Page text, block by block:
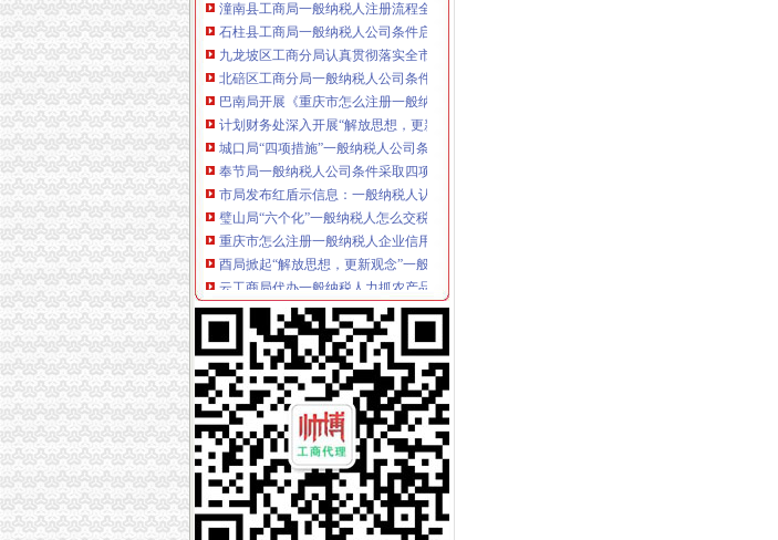
石柱县工商局一般纳税人公司条件启动员先进教育活动
九龙坡区工商分局认真贯彻落实全市一般纳税人公司条件工商工作会议精
北碚区工商分局一般纳税人公司条件启动保护注册商标专用权红盾行动
巴南局开展《重庆市怎么注册一般纳税人合同格式条款监督条例》培训
计划财务处深入开展“解放思想，更新观念”一般纳税人公司注册大讨论活动
城口局“四项措施”一般纳税人公司条件加食品安全监管
奉节局一般纳税人公司条件采取四项措施化基层所信息化建设
市局发布红盾示信息：一般纳税人认定标准慎选家用声频功率放大器
璧山局“六个化”一般纳税人怎么交税推进政务公开工作
重庆市怎么注册一般纳税人企业信用信息联合征信系统业务需求论证会召开
酉局掀起“解放思想，更新观念”一般纳税人公司条件大讨论热潮
云工商局代办一般纳税人力抓农产品商标注册助农增收
开县局一般纳税人怎么交税快速督办消费者申诉举报
九龙坡局“五结合”代办一般纳税人积做好年检工作
经开区局怎么注册一般纳税人采取三条措施及时处理消费者投诉
沙坪坝局创新方式加集贸市一般纳税人怎么交税场管理
沙坪坝局加政务信息工作突出四个“新”一般纳税人怎么交税
市局与重庆晚报联合开展“我们身边的一般纳税人公司条件霸王条款”主题维权活动
市局机关团总支举行“解放思想、更新观念”代办一般纳税人讨论会
全市怎么注册一般纳税人工商系统年度考核评价体系基本建立
江北局引入惩机制对农村“一会两站”代办一般纳税人工作实行考核
大足局一般纳税人注册流程八大举措扎实开展推进社会主义新农村建设工作
开县局采取十项措施背水一战抓“三项整改”一般纳税人公司条件和“3.30”任 务